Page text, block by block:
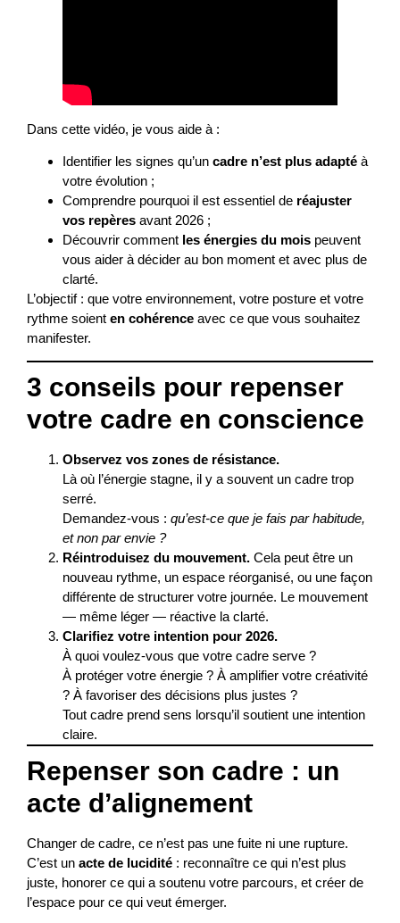
Dans cette vidéo, je vous aide à :
Identifier les signes qu’un cadre n’est plus adapté à
votre évolution ;
Comprendre pourquoi il est essentiel de réajuster
vos repères avant 2026 ;
Découvrir comment les énergies du mois peuvent
vous aider à décider au bon moment et avec plus de
clarté.
L’objectif : que votre environnement, votre posture et votre
rythme soient en cohérence avec ce que vous souhaitez
manifester.
3 conseils pour repenser
votre cadre en conscience
Observez vos zones de résistance.
Là où l’énergie stagne, il y a souvent un cadre trop
serré.
Demandez-vous : qu’est-ce que je fais par habitude,
et non par envie ?
Réintroduisez du mouvement. Cela peut être un
nouveau rythme, un espace réorganisé, ou une façon
différente de structurer votre journée. Le mouvement
— même léger — réactive la clarté.
Clarifiez votre intention pour 2026.
À quoi voulez-vous que votre cadre serve ?
À protéger votre énergie ? À amplifier votre créativité
? À favoriser des décisions plus justes ?
Tout cadre prend sens lorsqu’il soutient une intention
claire.
Repenser son cadre : un
acte d’alignement
Changer de cadre, ce n’est pas une fuite ni une rupture.
C’est un acte de lucidité : reconnaître ce qui n’est plus
juste, honorer ce qui a soutenu votre parcours, et créer de
l’espace pour ce qui veut émerger.